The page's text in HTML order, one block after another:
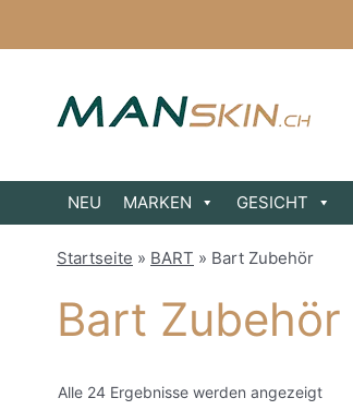
NEU MARKEN GESICHT
Startseite » BART » Bart Zubehör
Bart Zubehör
Alle 24 Ergebnisse werden angezeigt